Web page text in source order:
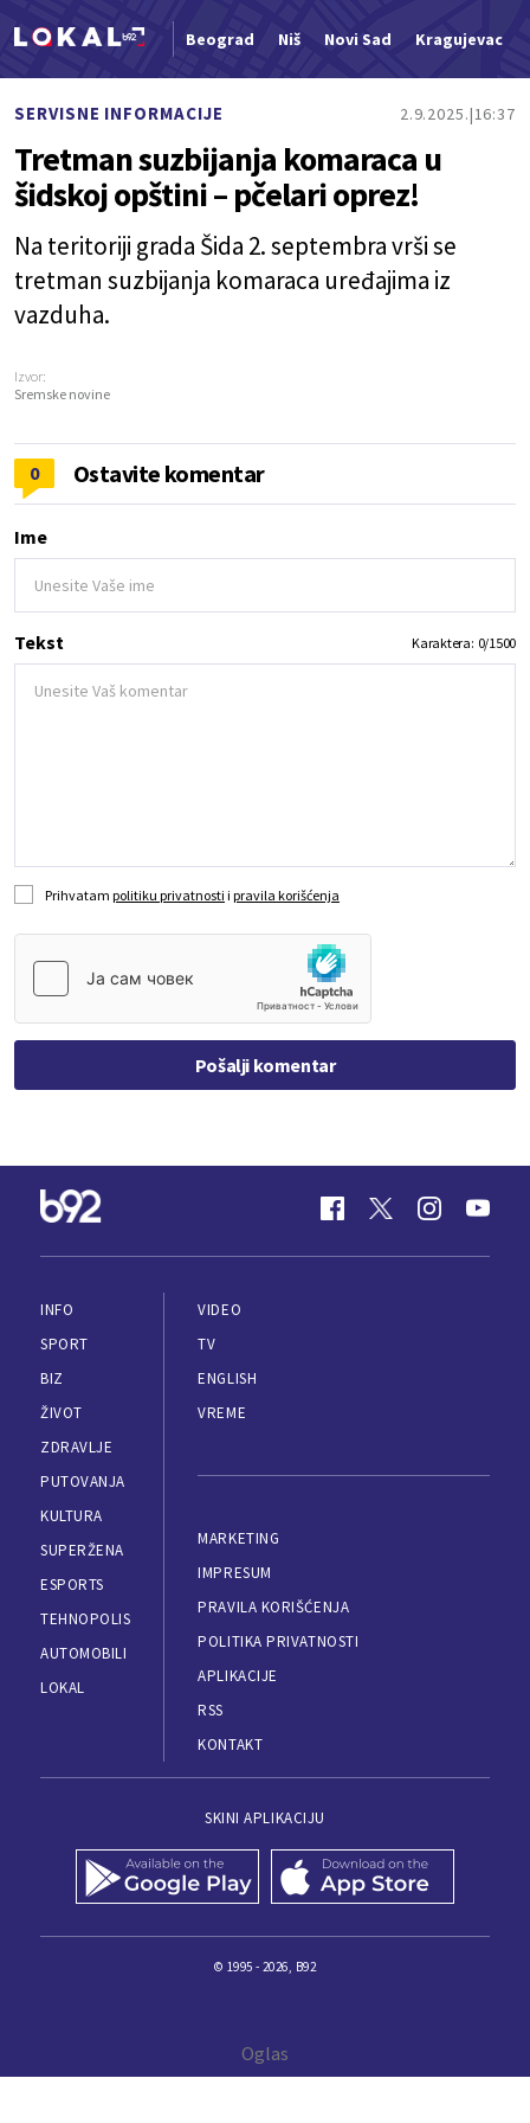
Beograd Niš Novi Sad Kragujevac
SERVISNE INFORMACIJE 2.9.2025. 16:37
Tretman suzbijanja komaraca u
šidskoj opštini – pčelari oprez!
Na teritoriji grada Šida 2. septembra vrši se
tretman suzbijanja komaraca uređajima iz
vazduha.
Izvor:
Sremske novine
0 Ostavite komentar
Ime
Tekst Karaktera: 0/1500
Prihvatam politiku privatnosti i pravila korišćenja
Pošalji komentar
INFO
SPORT
BIZ
ŽIVOT
ZDRAVLJE
PUTOVANJA
KULTURA
SUPERŽENA
ESPORTS
TEHNOPOLIS
AUTOMOBILI
LOKAL
VIDEO
TV
ENGLISH
VREME
MARKETING
IMPRESUM
PRAVILA KORIŠĆENJA
POLITIKA PRIVATNOSTI
APLIKACIJE
RSS
KONTAKT
SKINI APLIKACIJU
© 1995 - 2026, B92